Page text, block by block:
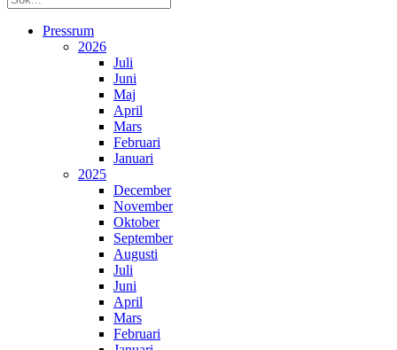
Pressrum
2026
Juli
Juni
Maj
April
Mars
Februari
Januari
2025
December
November
Oktober
September
Augusti
Juli
Juni
April
Mars
Februari